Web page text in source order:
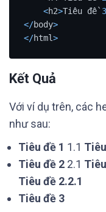
<h2>Tiêu đề 3
</body>
</html>
Kết Quả
Với ví dụ trên, các
như sau:
Tiêu đề 1 1.1
Tiêu đề 2 2.1
Tiêu đề 2.2.1
Tiêu đề 3